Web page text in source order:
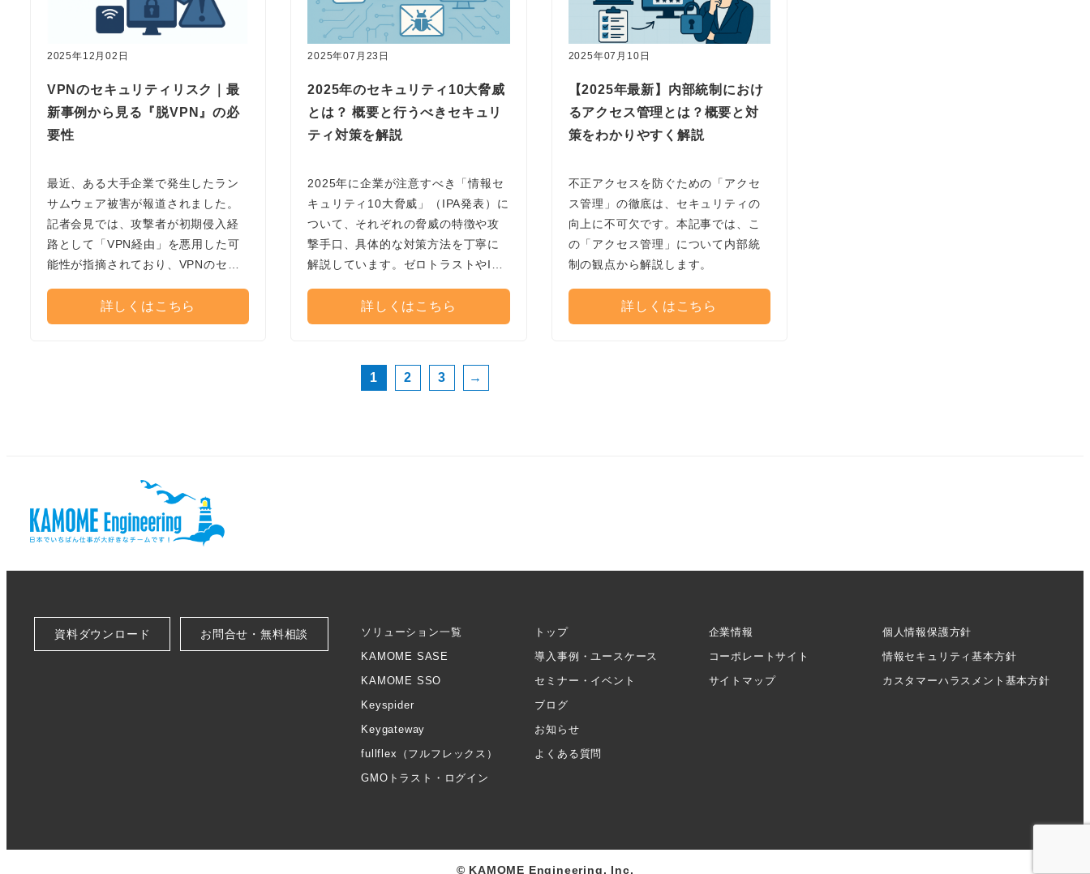
2025年12月02日
VPNのセキュリティリスク｜最
新事例から見る『脱VPN』の必
要性
最近、ある大手企業で発生したラン
サムウェア被害が報道されました。
記者会見では、攻撃者が初期侵入経
路として「VPN経由」を悪用した可
能性が指摘されており、VPNのセキ
されています。テレワーク利用が一
般化した今、多くの企業がVPNを利
詳しくはこちら
2025年07月23日
2025年のセキュリティ10大脅威
とは？ 概要と行うべきセキュリ
ティ対策を解説
2025年に企業が注意すべき「情報セ
キュリティ10大脅威」（IPA発表）に
ついて、それぞれの脅威の特徴や攻
撃手口、具体的な対策方法を丁寧に
解説しています。ゼロトラストやID
針にも触れながら、企業が中長期的
に取り組むべきポイントを分かりや
詳しくはこちら
2025年07月10日
【2025年最新】内部統制におけ
るアクセス管理とは？概要と対
策をわかりやすく解説
不正アクセスを防ぐための「アクセ
ス管理」の徹底は、セキュリティの
向上に不可欠です。本記事では、こ
の「アクセス管理」について内部統
制の観点から解説します。
詳しくはこちら
1 2 3 →
資料ダウンロード お問合せ・無料相談
ソリューション一覧
KAMOME SASE
KAMOME SSO
Keyspider
Keygateway
fullflex（フルフレックス）
GMOトラスト・ログイン
トップ
導入事例・ユースケース
セミナー・イベント
ブログ
お知らせ
よくある質問
企業情報
コーポレートサイト
サイトマップ
個人情報保護方針
情報セキュリティ基本方針
カスタマーハラスメント基本方針
© KAMOME Engineering, Inc.